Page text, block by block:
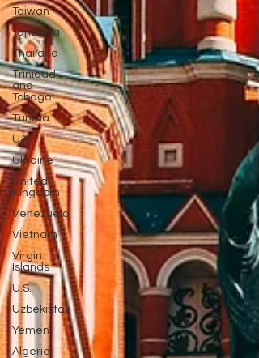
Taiwan
Tanzania
Thailand
Trinidad
and
Tobago
Tunisia
UAE
Ukraine
United
Kingdom
Venezuela
Vietnam
Virgin
Islands
U.S.
Uzbekistan
Yemen
Algeria